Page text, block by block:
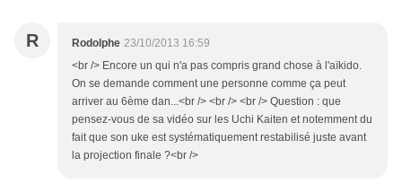
R Rodolphe 23/10/2013 16:59
<br /> Encore un qui n'a pas compris grand chose à l'aïkido.
On se demande comment une personne comme ça peut
arriver au 6ème dan...<br /> <br /> <br /> Question : que
pensez-vous de sa vidéo sur les Uchi Kaiten et notemment du
fait que son uke est systématiquement restabilisé juste avant
la projection finale ?<br />